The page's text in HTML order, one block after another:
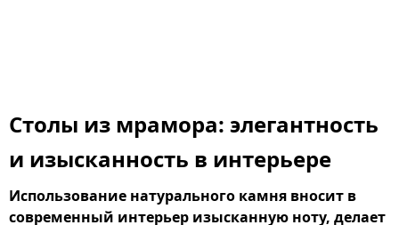
Столы из мрамора: элегантность
и изысканность в интерьере
Использование натурального камня вносит в
современный интерьер изысканную ноту, делает